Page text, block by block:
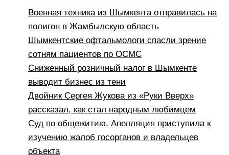
Военная техника из Шымкента отправилась на
полигон в Жамбылскую область
Шымкентские офтальмологи спасли зрение
сотням пациентов по ОСМС
Сниженный розничный налог в Шымкенте
выводит бизнес из тени
Двойник Сергея Жукова из «Руки Вверх»
рассказал, как стал народным любимцем
Суд по общежитию. Апелляция приступила к
изучению жалоб госорганов и владельцев
объекта